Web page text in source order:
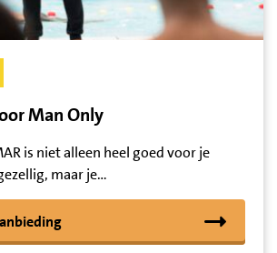
Man Only
is niet alleen heel goed voor je
maar je…